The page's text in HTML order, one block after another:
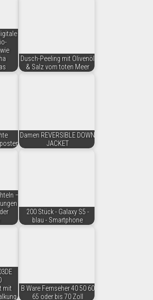
Dusch-Peeling mit Olivenöl
& Salz vom toten Meer
Damen REVERSIBLE DOWN
JACKET
–
200 Stück - Galaxy S5 -
blau - Smartphone
mit
B Ware Fernseher 40 50 60
65 oder bis 70 Zoll